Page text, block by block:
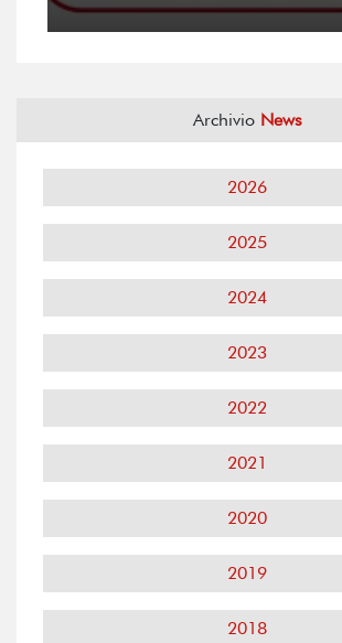
Archivio News
2026
2025
2024
2023
2022
2021
2020
2019
2018